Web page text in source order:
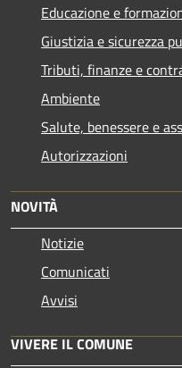
Educazione e
Giustizia e sicurezza
Tributi, finanze e
Ambiente
Salute, benessere e
Autorizzazioni
NOVITÀ
Notizie
Comunicati
Avvisi
VIVERE IL COMUNE